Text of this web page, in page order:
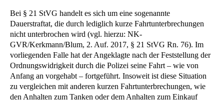
Bei § 21 StVG handelt es sich um eine sogenannte
Dauerstraftat, die durch lediglich kurze Fahrtunterbrechungen
nicht unterbrochen wird (vgl. hierzu: NK-
GVR/Kerkmann/Blum, 2. Auf. 2017, § 21 StVG Rn. 76). Im
vorliegenden Falle hat der Angeklagte nach der Feststellung der
Ordnungswidrigkeit durch die Polizei seine Fahrt – wie von
Anfang an vorgehabt – fortgeführt. Insoweit ist diese Situation
zu vergleichen mit anderen kurzen Fahrtunterbrechungen, wie
den Anhalten zum Tanken oder dem Anhalten zum Einkauf